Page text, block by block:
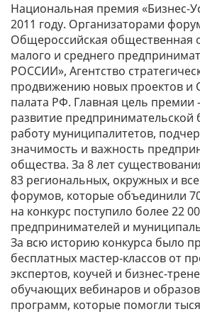
Национальная премия «Бизнес-
2011 году. Организаторами
Общероссийская общественная
малого и среднего
РОССИИ», Агентство
продвижению новых проектов и
палата РФ. Главная цель премии
развитие предпринимательской
работу муниципалитетов,
значимость и важность
общества. За 8 лет
83 региональных, окружных и
форумов, которые объединили
на конкурс поступило более 22
предпринимателей и
За всю историю конкурса было
бесплатных мастер-классов от
экспертов, коучей и бизнес-
обучающих вебинаров и
программ, которые помогли